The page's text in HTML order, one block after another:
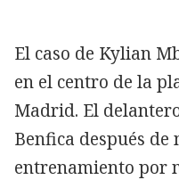
El caso de Kylian
en el centro de la
Madrid. El
Benfica después
entrenamiento por